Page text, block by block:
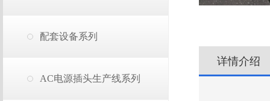
配套设备系列
AC电源插头生产线系列
详情介绍